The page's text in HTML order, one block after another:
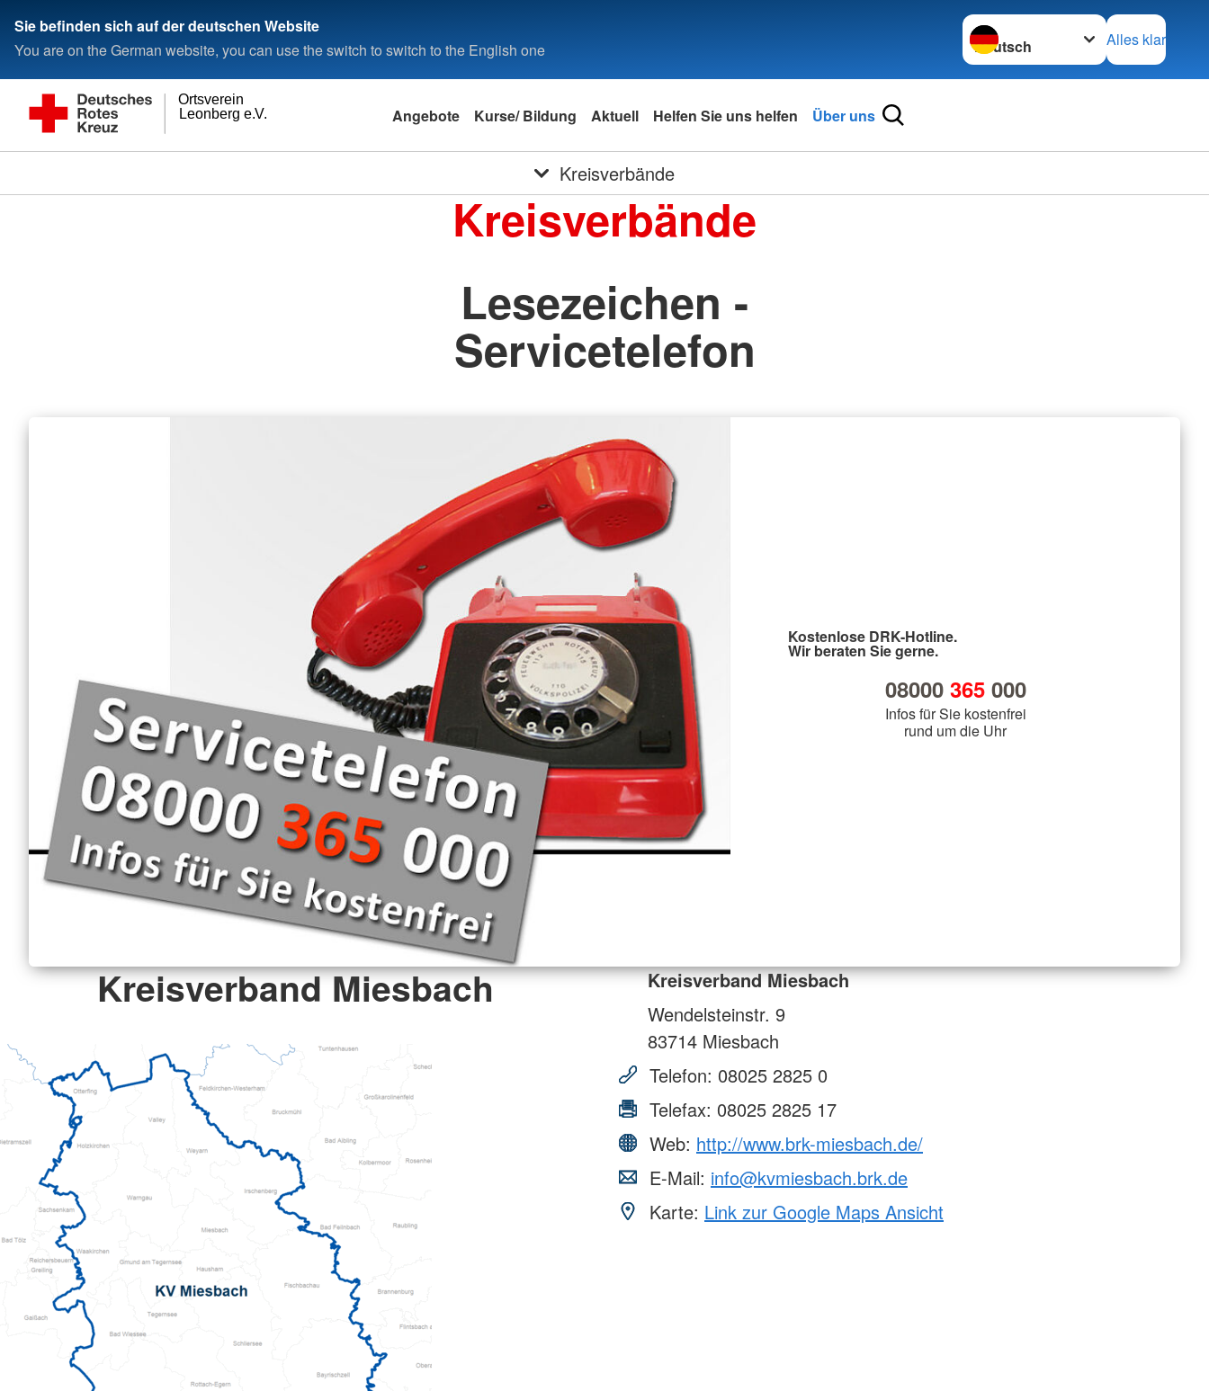
Sie befinden sich auf der deutschen Website
You are on the German website, you can use the switch to switch to the English one
Sprache wechseln zu
Alles klar
Leonberg e.V.
Ortsverein
Angebote Kurse/ Bildung Aktuell Helfen Sie uns helfen Über uns
Kreisverbände
Kreisverbände
Lesezeichen -
Servicetelefon
Kostenlose DRK-Hotline.
Wir beraten Sie gerne.
08000 365000
Infos für Sie kostenfrei
rund um die Uhr
Kreisverband Miesbach
Kreisverband Miesbach
Wendelsteinstr. 9
83714 Miesbach
Telefon: 08025 2825 0
Telefax: 08025 2825 17
Web: http://www.brk-miesbach.de/
E-Mail: info@kvmiesbach.brk.de
Karte: Link zur Google Maps Ansicht